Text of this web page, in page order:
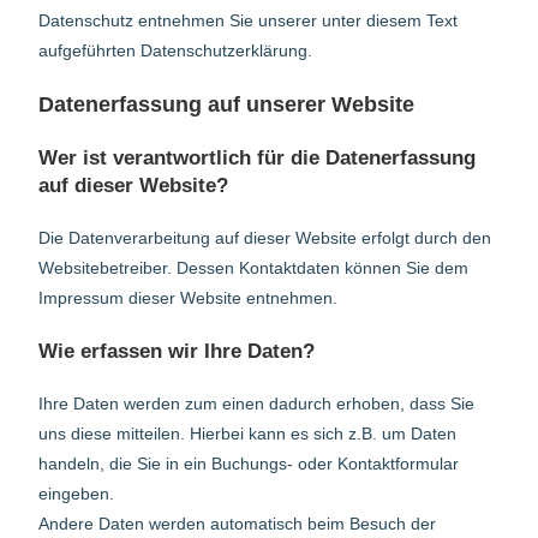
Datenschutz entnehmen Sie unserer unter diesem Text
aufgeführten Datenschutzerklärung.
Datenerfassung auf unserer Website
Wer ist verantwortlich für die Datenerfassung
auf dieser Website?
Die Datenverarbeitung auf dieser Website erfolgt durch den
Websitebetreiber. Dessen Kontaktdaten können Sie dem
Impressum dieser Website entnehmen.
Wie erfassen wir Ihre Daten?
Ihre Daten werden zum einen dadurch erhoben, dass Sie
uns diese mitteilen. Hierbei kann es sich z.B. um Daten
handeln, die Sie in ein Buchungs- oder Kontaktformular
eingeben.
Andere Daten werden automatisch beim Besuch der